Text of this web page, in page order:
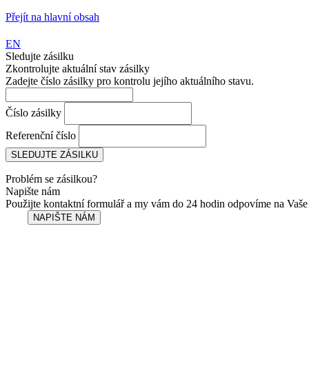
Přejít na hlavní obsah
EN
Sledujte zásilku
Zkontrolujte aktuální stav zásilky
Zadejte číslo zásilky pro kontrolu jejího aktuálního stavu.
Číslo zásilky
Referenční číslo
Problém se zásilkou?
Napište nám
Použijte kontaktní formulář a my vám do 24 hodin odpovíme na